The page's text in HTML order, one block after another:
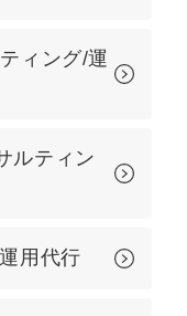
ィング/運
ルティン
用代行